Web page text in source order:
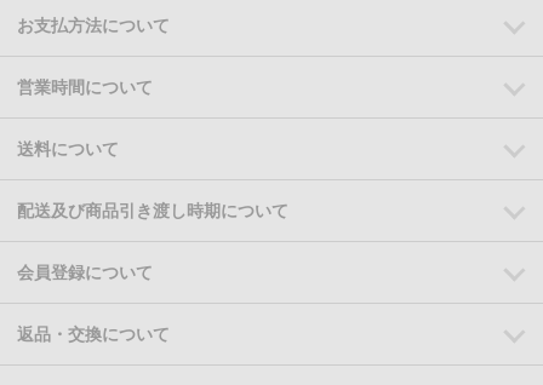
お支払方法について
営業時間について
送料について
配送及び商品引き渡し時期について
会員登録について
返品・交換について